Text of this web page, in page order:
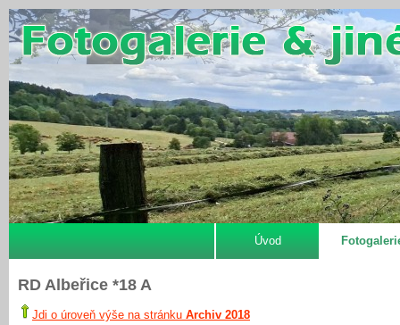
Úvod
RD Albeřice *18 A
Jdi o úroveň výše na stránku Archiv 2018